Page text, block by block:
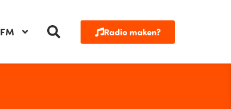
Radio maken?